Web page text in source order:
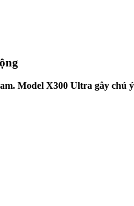
Model X300 Ultra gây chú